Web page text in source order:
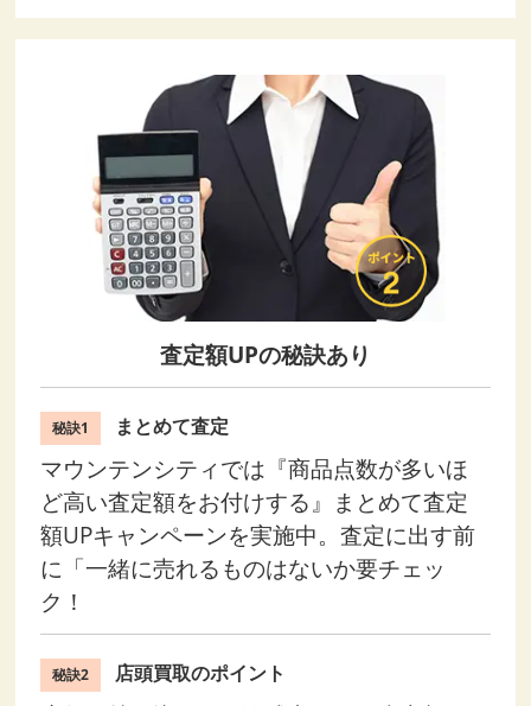
査定額UPの秘訣あり
秘訣1 まとめて査定
マウンテンシティでは『商品点数が多いほ
ど高い査定額をお付けする』まとめて査定
額UPキャンペーンを実施中。査定に出す前
に「一緒に売れるものはないか要チェッ
ク！
秘訣2 店頭買取のポイント